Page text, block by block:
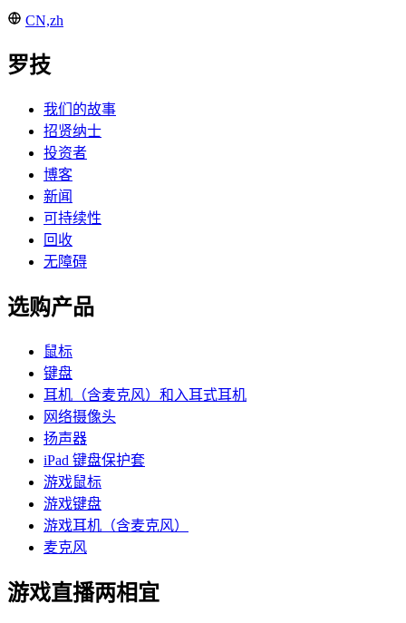
CN,zh
罗技
我们的故事
招贤纳士
投资者
博客
新闻
可持续性
回收
无障碍
选购产品
鼠标
键盘
耳机（含麦克风）和入耳式耳机
网络摄像头
扬声器
iPad 键盘保护套
游戏鼠标
游戏键盘
游戏耳机（含麦克风）
麦克风
游戏直播两相宜